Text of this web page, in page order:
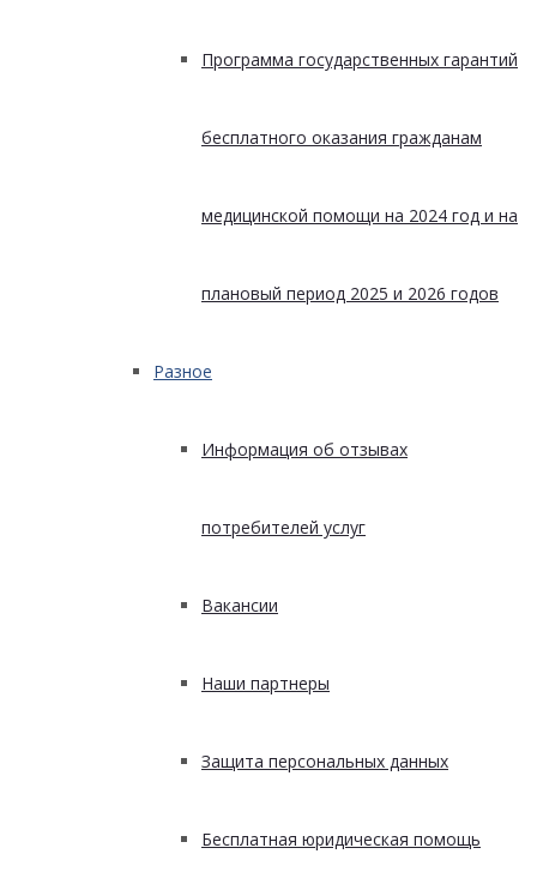
Программа государственных гарантий
бесплатного оказания гражданам
медицинской помощи на 2024 год и на
плановый период 2025 и 2026 годов
Разное
Информация об отзывах
потребителей услуг
Вакансии
Наши партнеры
Защита персональных данных
Бесплатная юридическая помощь